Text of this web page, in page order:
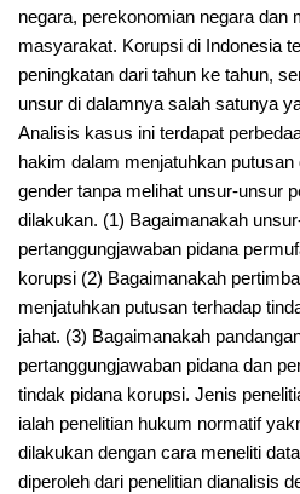
negara, perekonomian negara dan
masyarakat. Korupsi di Indonesia
peningkatan dari tahun ke tahun,
unsur di dalamnya salah satunya
Analisis kasus ini terdapat
hakim dalam menjatuhkan
gender tanpa melihat unsur-unsur
dilakukan. (1) Bagaimanakah
pertanggungjawaban pidana
korupsi (2) Bagaimanakah
menjatuhkan putusan terhadap
jahat. (3) Bagaimanakah
pertanggungjawaban pidana dan
tindak pidana korupsi. Jenis
ialah penelitian hukum normatif
dilakukan dengan cara meneliti
diperoleh dari penelitian dianalisis